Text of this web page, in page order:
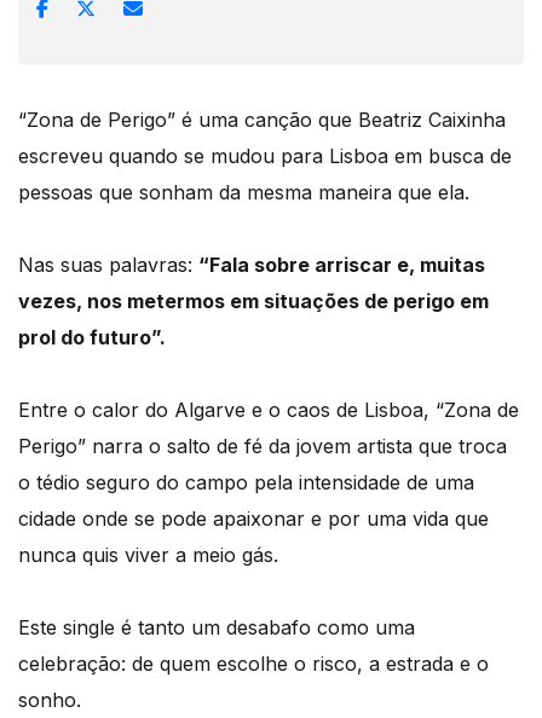
“Zona de Perigo” é uma canção que Beatriz Caixinha
escreveu quando se mudou para Lisboa em busca de
pessoas que sonham da mesma maneira que ela.
Nas suas palavras: “Fala sobre arriscar e, muitas
vezes, nos metermos em situações de perigo em
prol do futuro”.
Entre o calor do Algarve e o caos de Lisboa, “Zona de
Perigo” narra o salto de fé da jovem artista que troca
o tédio seguro do campo pela intensidade de uma
cidade onde se pode apaixonar e por uma vida que
nunca quis viver a meio gás.
Este single é tanto um desabafo como uma
celebração: de quem escolhe o risco, a estrada e o
sonho.